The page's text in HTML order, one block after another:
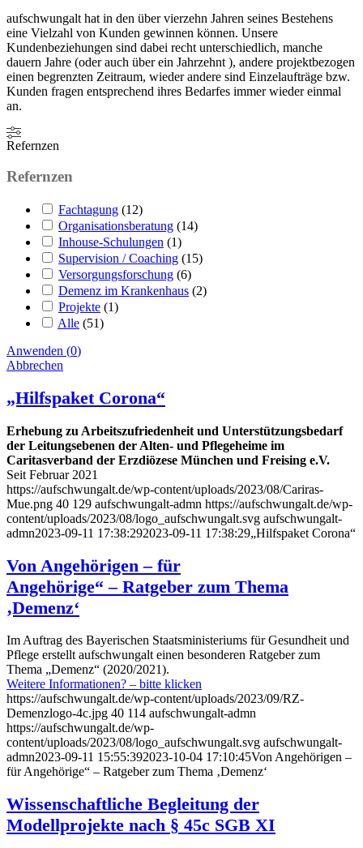
aufschwungalt hat in den über vierzehn Jahren seines Bestehens
eine Vielzahl von Kunden gewinnen können. Unsere
Kundenbeziehungen sind dabei recht unterschiedlich, manche
dauern Jahre (oder auch über ein Jahrzehnt ), andere projektbezogen
einen begrenzten Zeitraum, wieder andere sind Einzelaufträge bzw.
Kunden fragen entsprechend ihres Bedarfes immer wieder einmal
an.
Refernzen
Refernzen
Fachtagung (12)
Organisationsberatung (14)
Inhouse-Schulungen (1)
Supervision / Coaching (15)
Versorgungsforschung (6)
Demenz im Krankenhaus (2)
Projekte (1)
Alle (51)
Anwenden (0)
Abbrechen
„Hilfspaket Corona“
Erhebung zu Arbeitszufriedenheit und Unterstützungsbedarf
der Leitungsebenen der Alten- und Pflegeheime im
Caritasverband der Erzdiözese München und Freising e.V.
Seit Februar 2021
https://aufschwungalt.de/wp-content/uploads/2023/08/Cariras-
Mue.png 40 129 aufschwungalt-admn https://aufschwungalt.de/wp-
content/uploads/2023/08/logo_aufschwungalt.svg aufschwungalt-
admn2023-09-11 17:38:292023-09-11 17:38:29„Hilfspaket Corona“
Von Angehörigen – für
Angehörige“ – Ratgeber zum Thema
‚Demenz‘
Im Auftrag des Bayerischen Staatsministeriums für Gesundheit und
Pflege erstellt aufschwungalt einen besonderen Ratgeber zum
Thema „Demenz“ (2020/2021).
Weitere Informationen? – bitte klicken
https://aufschwungalt.de/wp-content/uploads/2023/09/RZ-
Demenzlogo-4c.jpg 40 114 aufschwungalt-admn
https://aufschwungalt.de/wp-
content/uploads/2023/08/logo_aufschwungalt.svg aufschwungalt-
admn2023-09-11 15:55:392023-10-04 17:10:45Von Angehörigen –
für Angehörige“ – Ratgeber zum Thema ‚Demenz‘
Wissenschaftliche Begleitung der
Modellprojekte nach § 45c SGB XI